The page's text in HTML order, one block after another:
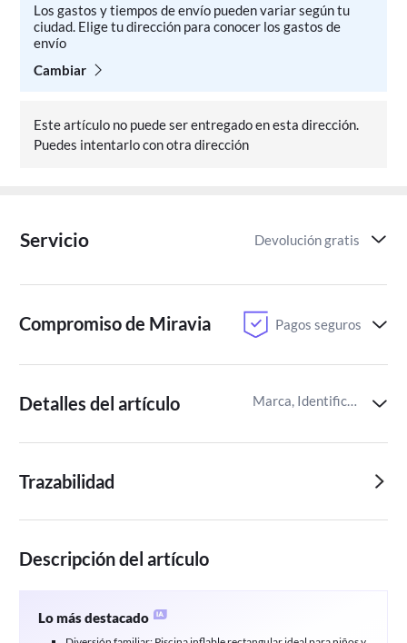
Los gastos y tiempos de envío pueden variar según tu
ciudad. Elige tu dirección para conocer los gastos de
envío
Cambiar
Este artículo no puede ser entregado en esta dirección.
Puedes intentarlo con otra dirección
Servicio Devolución gratis
Compromiso de Miravia Pagos seguros
Detalles del artículo Marca, Identificador del artículo de Miravia
Trazabilidad
Descripción del artículo
Lo más destacado